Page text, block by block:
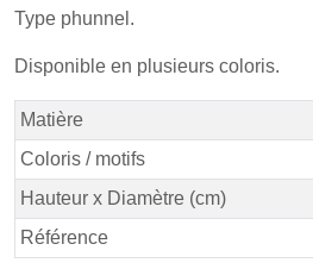
Type phunnel.
Disponible en plusieurs coloris.
Matière
Coloris / motifs
Hauteur x Diamètre (cm)
Référence